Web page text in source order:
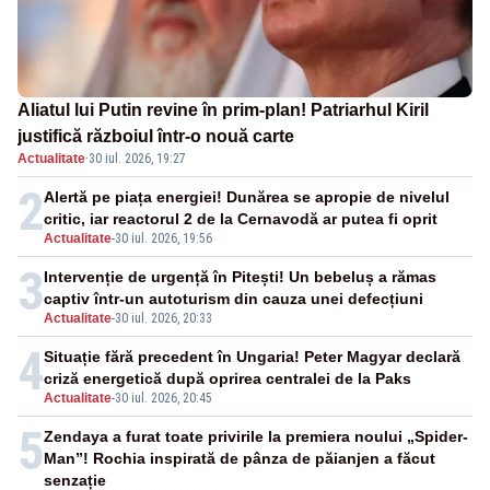
Aliatul lui Putin revine în prim-plan! Patriarhul Kiril
justifică războiul într-o nouă carte
Actualitate·30 iul. 2026, 19:27
2Actualitate-30 iul. 2026, 19:56
Alertă pe piața energiei! Dunărea se apropie de nivelul
critic, iar reactorul 2 de la Cernavodă ar putea fi oprit
3Actualitate-30 iul. 2026, 20:33
Intervenție de urgență în Pitești! Un bebeluș a rămas
captiv într-un autoturism din cauza unei defecțiuni
4Actualitate-30 iul. 2026, 20:45
Situație fără precedent în Ungaria! Peter Magyar declară
criză energetică după oprirea centralei de la Paks
5Zendaya a furat toate privirile la premiera noului „Spider-
Man”! Rochia inspirată de pânza de păianjen a făcut
senzație